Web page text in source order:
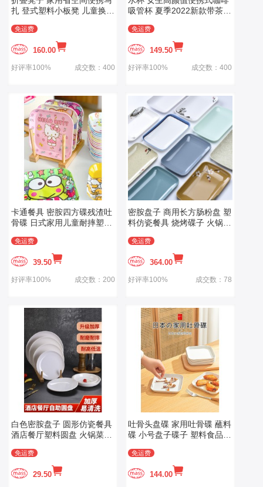
扎 登式塑料小板凳 儿童换鞋
免运费
160.00
好评率100% 成交数：400
吸管杯 夏季2022新款带茶隔
免运费
149.50
好评率100% 成交数：400
卡通餐具 密胺四方碟残渣吐
骨碟 日式家用儿童耐摔塑料
免运费
39.50
好评率100% 成交数：200
密胺盘子 商用长方肠粉盘 塑
料仿瓷餐具 烧烤碟子 火锅店
免运费
364.00
好评率100% 成交数：78
白色密胺盘子 圆形仿瓷餐具
酒店餐厅塑料圆盘 火锅菜盘
免运费
29.50
吐骨头盘碟 家用吐骨碟 蘸料
碟 小号盘子碟子 塑料食品级
免运费
144.00